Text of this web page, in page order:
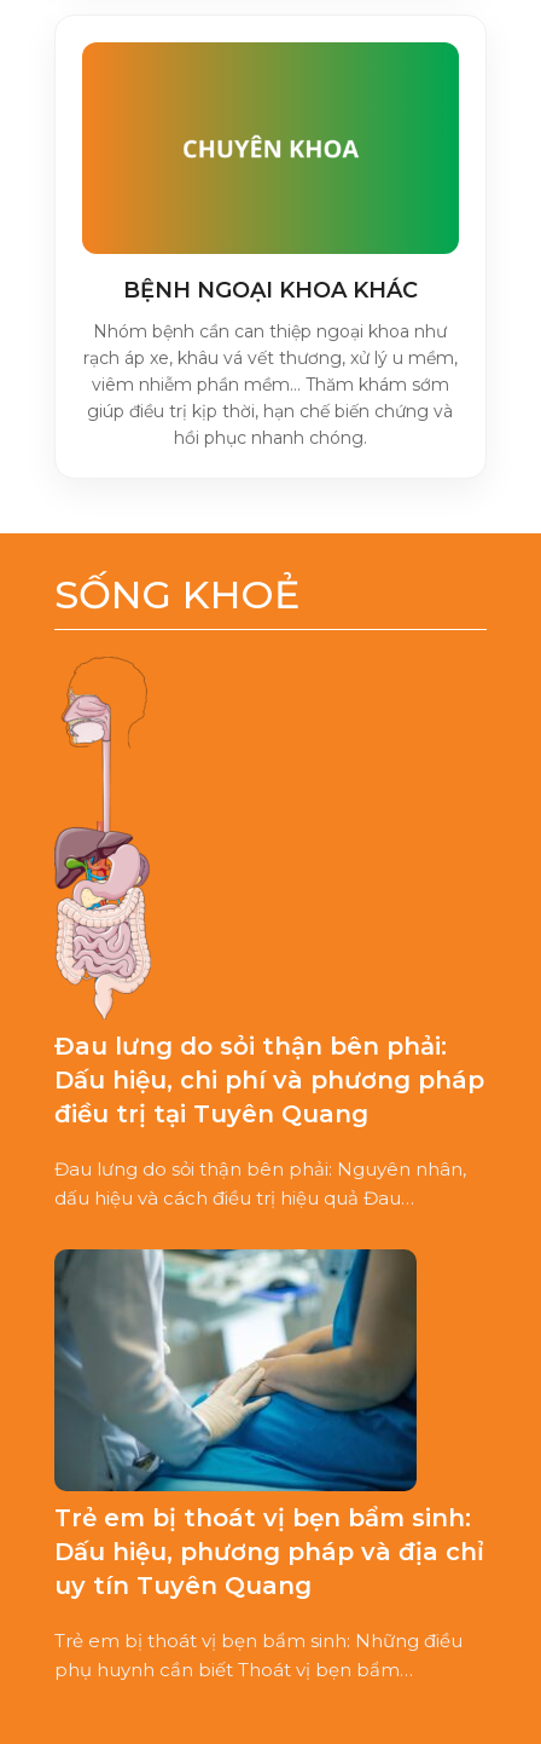
BỆNH NGOẠI KHOA KHÁC
Nhóm bệnh cần can thiệp ngoại khoa như
rạch áp xe, khâu vá vết thương, xử lý u mềm,
viêm nhiễm phần mềm… Thăm khám sớm
giúp điều trị kịp thời, hạn chế biến chứng và
hồi phục nhanh chóng.
SỐNG KHOẺ
Đau lưng do sỏi thận bên phải:
Dấu hiệu, chi phí và phương pháp
điều trị tại Tuyên Quang
Đau lưng do sỏi thận bên phải: Nguyên nhân,
dấu hiệu và cách điều trị hiệu quả Đau…
Trẻ em bị thoát vị bẹn bẩm sinh:
Dấu hiệu, phương pháp và địa chỉ
uy tín Tuyên Quang
Trẻ em bị thoát vị bẹn bẩm sinh: Những điều
phụ huynh cần biết Thoát vị bẹn bẩm…